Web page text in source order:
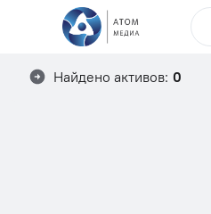
Найдено активов: 0